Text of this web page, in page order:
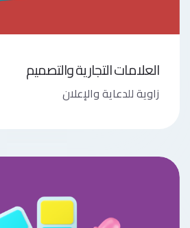
العلامات التجارية والتصميم
زاوية للدعاية والإعلان